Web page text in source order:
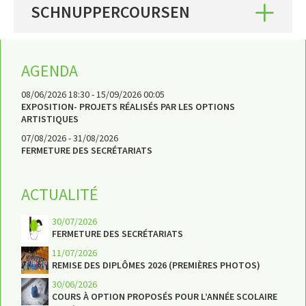
AGENDA
APPRENTISSAGE
APPLIS
SCHNUPPERCOURSEN
AGENDA
08/06/2026 18:30 - 15/09/2026 00:05
EXPOSITION- PROJETS RÉALISÉS PAR LES OPTIONS
ARTISTIQUES
07/08/2026 - 31/08/2026
FERMETURE DES SECRÉTARIATS
ACTUALITÉ
30/07/2026
FERMETURE DES SECRÉTARIATS
11/07/2026
REMISE DES DIPLÔMES 2026 (PREMIÈRES PHOTOS)
30/06/2026
COURS À OPTION PROPOSÉS POUR L’ANNÉE SCOLAIRE